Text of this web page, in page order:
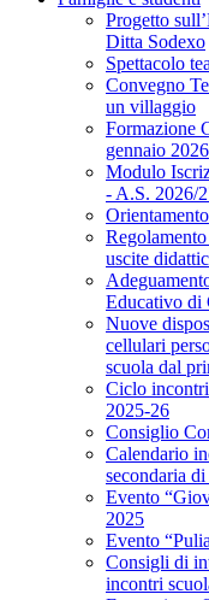
Progetto
Ditta Sodexo
Spettacolo
Convegno
un villaggio
Formazione
gennaio 2026
Modulo
- A.S. 2026/
Orientamento
uscite
Educativo di
Nuove
cellulari
scuola dal
Ciclo
2025-26
Consiglio
Calendario
secondaria
Evento
2025
Evento
Consigli di
incontri